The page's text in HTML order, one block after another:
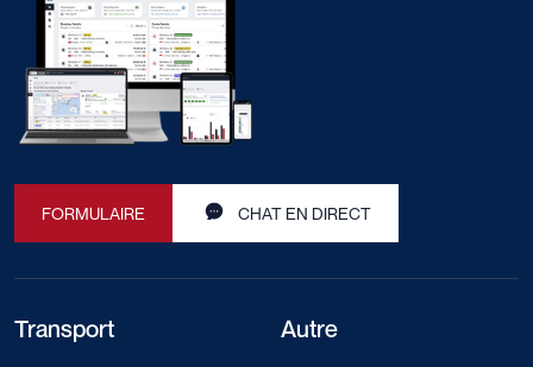
FORMULAIRE CHAT EN DIRECT
Transport Autre